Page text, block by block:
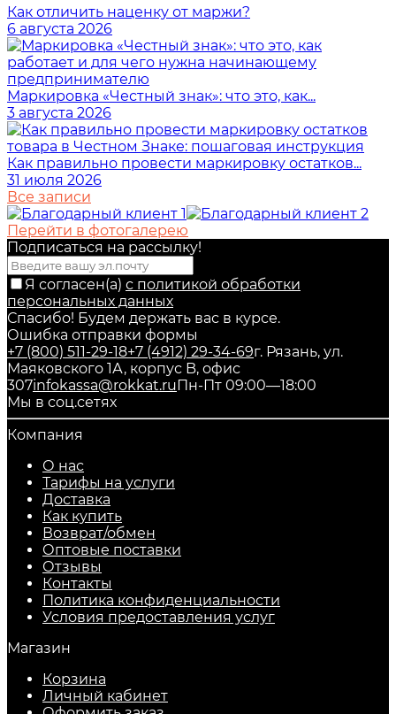
Как отличить наценку от маржи?
6 августа 2026
Маркировка «Честный знак»: что это, как...
3 августа 2026
Как правильно провести маркировку остатков...
31 июля 2026
Все записи
Перейти в фотогалерею
Подписаться на рассылкy!
Я согласен(a) с политикой обработки
персональных данных
Спасибо! Будем держать вас в курсе.
Ошибка отправки формы
+7 (800) 511-29-18+7 (4912) 29-34-69г. Рязань, ул.
Маяковского 1А, корпус B, офис
307infokassa@rokkat.ru Пн-Пт 09:00—18:00
Мы в соц.сетях
Компания
О нас
Тарифы на услуги
Доставка
Как купить
Возврат/обмен
Оптовые поставки
Отзывы
Контакты
Политика конфиденциальности
Условия предоставления услуг
Магазин
Корзина
Личный кабинет